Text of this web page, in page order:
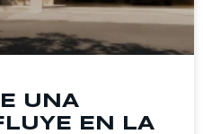
UNA
EN LA